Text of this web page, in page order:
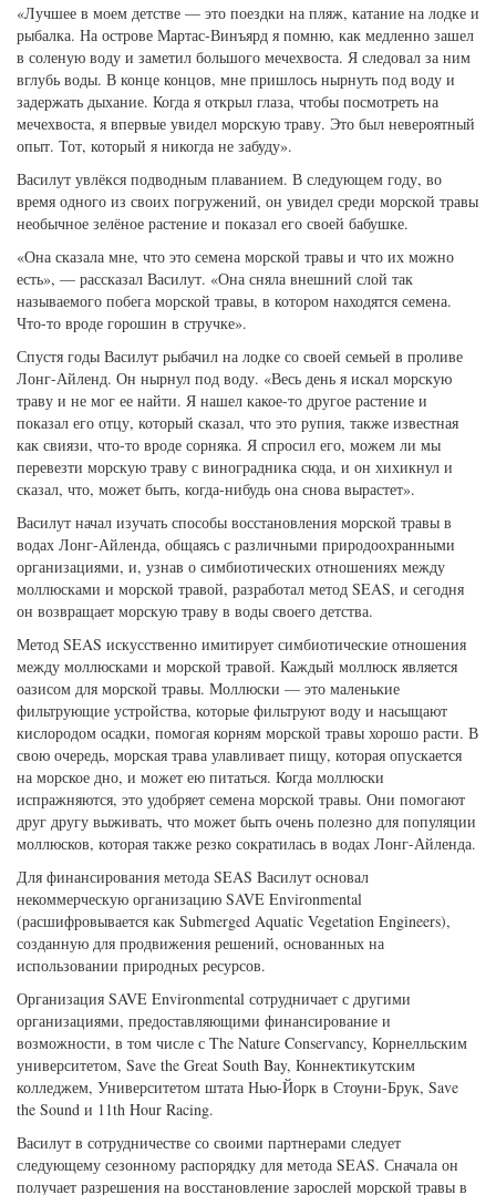
«Лучшее в моем детстве — это поездки на пляж, катание на лодке и
рыбалка. На острове Мартас-Винъярд я помню, как медленно зашел
в соленую воду и заметил большого мечехвоста. Я следовал за ним
вглубь воды. В конце концов, мне пришлось нырнуть под воду и
задержать дыхание. Когда я открыл глаза, чтобы посмотреть на
мечехвоста, я впервые увидел морскую траву. Это был невероятный
опыт. Тот, который я никогда не забуду».
Василут увлёкся подводным плаванием. В следующем году, во
время одного из своих погружений, он увидел среди морской травы
необычное зелёное растение и показал его своей бабушке.
«Она сказала мне, что это семена морской травы и что их можно
есть», — рассказал Василут. «Она сняла внешний слой так
называемого побега морской травы, в котором находятся семена.
Что-то вроде горошин в стручке».
Спустя годы Василут рыбачил на лодке со своей семьей в проливе
Лонг-Айленд. Он нырнул под воду. «Весь день я искал морскую
траву и не мог ее найти. Я нашел какое-то другое растение и
показал его отцу, который сказал, что это рупия, также известная
как свиязи, что-то вроде сорняка. Я спросил его, можем ли мы
перевезти морскую траву с виноградника сюда, и он хихикнул и
сказал, что, может быть, когда-нибудь она снова вырастет».
Василут начал изучать способы восстановления морской травы в
водах Лонг-Айленда, общаясь с различными природоохранными
организациями, и, узнав о симбиотических отношениях между
моллюсками и морской травой, разработал метод SEAS, и сегодня
он возвращает морскую траву в воды своего детства.
Метод SEAS искусственно имитирует симбиотические отношения
между моллюсками и морской травой. Каждый моллюск является
оазисом для морской травы. Моллюски — это маленькие
фильтрующие устройства, которые фильтруют воду и насыщают
кислородом осадки, помогая корням морской травы хорошо расти. В
свою очередь, морская трава улавливает пищу, которая опускается
на морское дно, и может ею питаться. Когда моллюски
испражняются, это удобряет семена морской травы. Они помогают
друг другу выживать, что может быть очень полезно для популяции
моллюсков, которая также резко сократилась в водах Лонг-Айленда.
Для финансирования метода SEAS Василут основал
некоммерческую организацию SAVE Environmental
(расшифровывается как Submerged Aquatic Vegetation Engineers),
созданную для продвижения решений, основанных на
использовании природных ресурсов.
Организация SAVE Environmental сотрудничает с другими
организациями, предоставляющими финансирование и
возможности, в том числе с The Nature Conservancy, Корнелльским
университетом, Save the Great South Bay, Коннектикутским
колледжем, Университетом штата Нью-Йорк в Стоуни-Брук, Save
the Sound и 11th Hour Racing.
Василут в сотрудничестве со своими партнерами следует
следующему сезонному распорядку для метода SEAS. Сначала он
получает разрешения на восстановление зарослей морской травы в